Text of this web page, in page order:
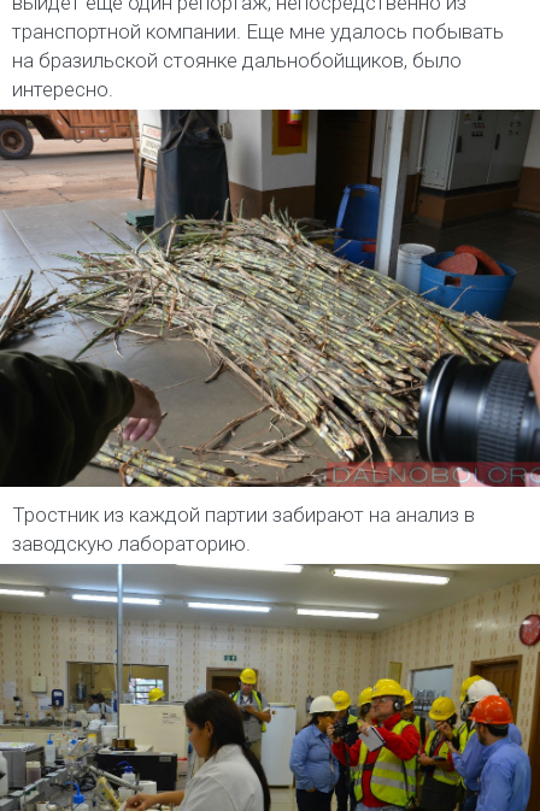
транспортной компании. Еще мне удалось побывать
на бразильской стоянке дальнобойщиков, было
интересно.
Тростник из каждой партии забирают на анализ в
заводскую лабораторию.